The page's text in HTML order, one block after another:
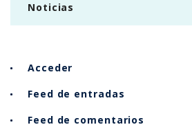
Noticias
Acceder
Feed de entradas
Feed de comentarios